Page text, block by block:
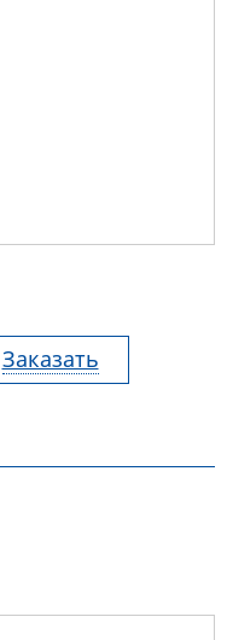
Заказать